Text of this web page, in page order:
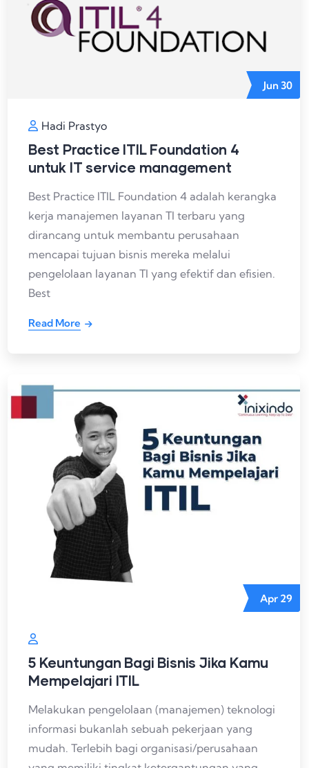
Jun30
Hadi Prastyo
Best Practice ITIL Foundation 4
untuk IT service management
Best Practice ITIL Foundation 4 adalah kerangka
kerja manajemen layanan TI terbaru yang
dirancang untuk membantu perusahaan
mencapai tujuan bisnis mereka melalui
pengelolaan layanan TI yang efektif dan efisien.
Best
Read More
Apr 29
5 Keuntungan Bagi Bisnis Jika Kamu
Mempelajari ITIL
Melakukan pengelolaan (manajemen) teknologi
informasi bukanlah sebuah pekerjaan yang
mudah. Terlebih bagi organisasi/perusahaan